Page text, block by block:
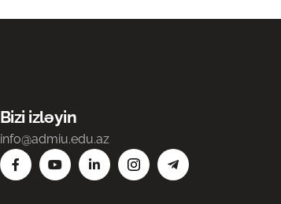
Bizi izləyin
info@admiu.edu.az